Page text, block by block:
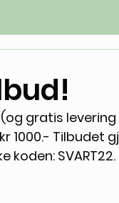
gratis
Tilbudet